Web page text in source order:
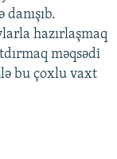
hazırlaşmaq
məqsədi
bu çoxlu vaxt